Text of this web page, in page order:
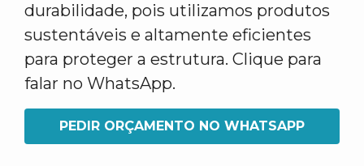
durabilidade, pois utilizamos produtos
sustentáveis e altamente eficientes
para proteger a estrutura. Clique para
falar no WhatsApp.
PEDIR ORÇAMENTO NO WHATSAPP